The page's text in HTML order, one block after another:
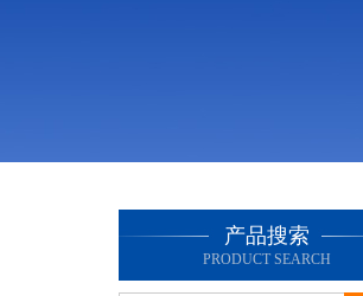
产品搜索
PRODUCT SEARCH